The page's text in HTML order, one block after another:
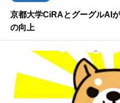
京都大学CiRAとグーグルAI
の向上